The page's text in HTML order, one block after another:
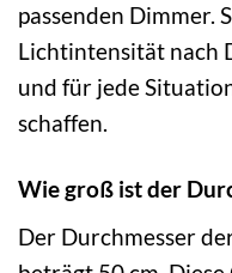
passenden Dimmer.
Lichtintensität nach
und für jede
schaffen.
Wie groß ist der
Der Durchmesser